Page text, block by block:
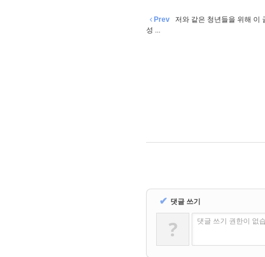
Prev
저와 같은 청년들을 위해 이
성 ...
✔ 댓글 쓰기
? 댓글 쓰기 권한이 없